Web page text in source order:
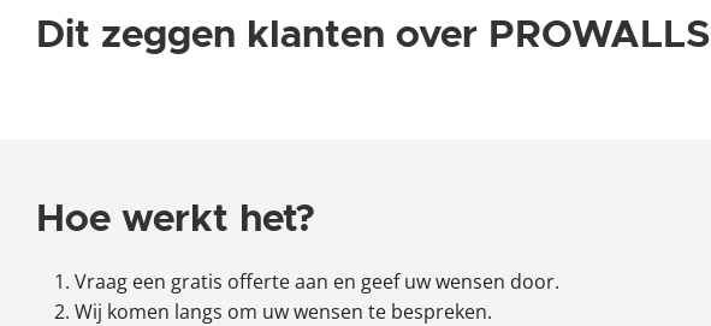
Dit zeggen klanten over PROWALLS
Hoe werkt het?
Vraag een gratis offerte aan en geef uw wensen door.
Wij komen langs om uw wensen te bespreken.